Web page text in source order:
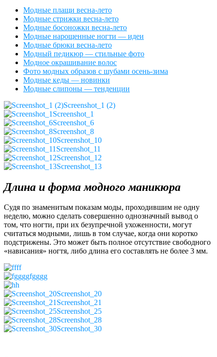
Модные плащи весна-лето
Модные стрижки весна-лето
Модные босоножки весна-лето
Модные нарощенные ногти — идеи
Модные брюки весна-лето
Модный педикюр — стильные фото
Модное окрашивание волос
Фото модных образов с шубами осень-зима
Модные кеды — новинки
Модные слипоны — тенденции
Screenshot_1 (2)
Screenshot_1
Screenshot_6
Screenshot_8
Screenshot_10
Screenshot_11
Screenshot_12
Screenshot_13
Длина и форма модного маникюра
Судя по знаменитым показам моды, проходившим не одну
неделю, можно сделать совершенно однозначный вывод о
том, что ногти, при их безупречной ухоженности, могут
считаться модными, лишь в том случае, когда они коротко
подстрижены. Это может быть полное отсутствие свободного
«нависания» ногтя, либо длина его составлять не более 3 мм.
ff
fgggg
h
Screenshot_20
Screenshot_21
Screenshot_25
Screenshot_28
Screenshot_30